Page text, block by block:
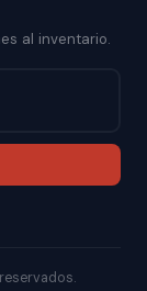
al inventario.